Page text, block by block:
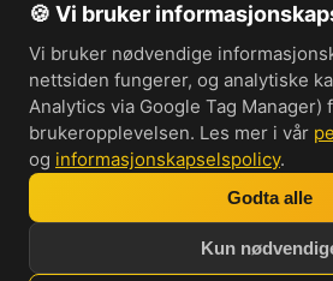
Om oss
Brukervilkår
Cookie-
Investorprat 2026.
🍪 Vi bruker
Vi bruker nødvendige
nettsiden fungerer, og analytiske
Analytics via Google Tag Manager)
brukeropplevelsen. Les mer i vår
og informasjonskapselspolicy.
Godta alle
Kun